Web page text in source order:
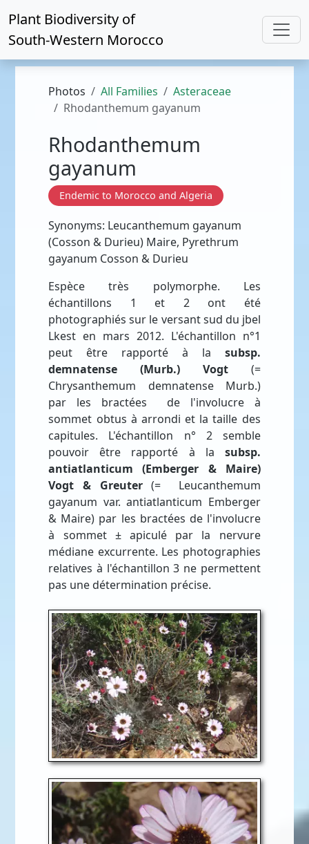
Plant Biodiversity of
South-Western Morocco
Photos All Families
Asteraceae
Rhodanthemum gayanum
Rhodanthemum
gayanum
Endemic to Morocco and Algeria
Synonyms: Leucanthemum gayanum
(Cosson & Durieu) Maire, Pyrethrum
gayanum Cosson & Durieu
Espèce très polymorphe. Les
échantillons 1 et 2 ont été
photographiés sur le versant sud du jbel
Lkest en mars 2012. L'échantillon n°1
peut être rapporté à la subsp.
demnatense (Murb.) Vogt(=
Chrysanthemum demnatense Murb.)
par les bractées de l'involucre à
sommet obtus à arrondi et la taille des
capitules. L'échantillon n° 2 semble
pouvoir être rapporté à la subsp.
antiatlanticum (Emberger & Maire)
Vogt & Greuter(= Leucanthemum
gayanum var. antiatlanticum Emberger
& Maire) par les bractées de l'involucre
à sommet ± apiculé par la nervure
médiane excurrente. Les photographies
relatives à l'échantillon 3 ne permettent
pas une détermination précise.